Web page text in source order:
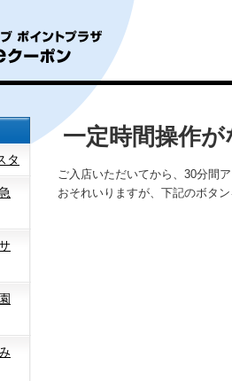
タ
一定時間操作
ご入店いただいてから、30分間
おそれいりますが、下記のボタ